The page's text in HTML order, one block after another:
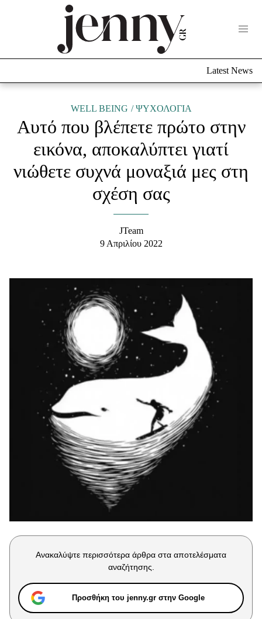
Culture
Fashion
Shopping
Styling Tips
Well being
Ψυχολογία
Υγεία + Διατροφή
Σχέσεις & Σεξ
Woman Power
Working Girl
Συνεντεύξεις
Ask the Guru
Success Stories
Latest News
WELL BEING ΨΥΧΟΛΟΓΙΑ
Αυτό που βλέπετε πρώτο στην
εικόνα, αποκαλύπτει γιατί
νιώθετε συχνά μοναξιά μες στη
σχέση σας
JTeam
9 Απριλίου 2022
Ανακαλύψτε περισσότερα άρθρα στα αποτελέσματα
αναζήτησης.
Προσθήκη του jenny.gr στην Google